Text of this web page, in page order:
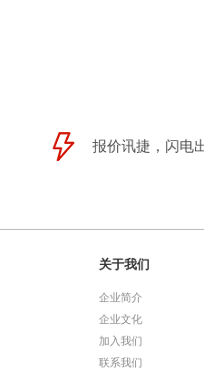
报价讯捷，闪电
关于我们
企业简介
企业文化
加入我们
联系我们